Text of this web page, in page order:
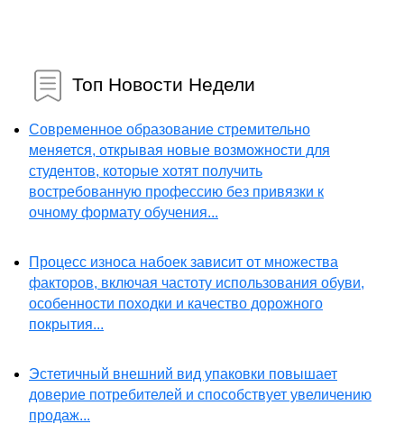
Топ Новости Недели
Современное образование стремительно
меняется, открывая новые возможности для
студентов, которые хотят получить
востребованную профессию без привязки к
очному формату обучения...
Процесс износа набоек зависит от множества
факторов, включая частоту использования обуви,
особенности походки и качество дорожного
покрытия...
Эстетичный внешний вид упаковки повышает
доверие потребителей и способствует увеличению
продаж...